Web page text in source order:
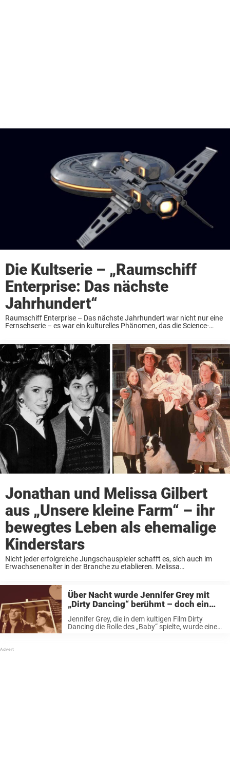
Die Kultserie – „Raumschiff
Enterprise: Das nächste
Jahrhundert“
Raumschiff Enterprise – Das nächste Jahrhundert war nicht nur eine
Fernsehserie – es war ein kulturelles Phänomen, das die Science-
Jonathan und Melissa Gilbert
aus „Unsere kleine Farm“ – ihr
bewegtes Leben als ehemalige
Kinderstars
Nicht jeder erfolgreiche Jungschauspieler schafft es, sich auch im
Erwachsenenalter in der Branche zu etablieren. Melissa
Über Nacht wurde Jennifer Grey mit
„Dirty Dancing“ berühmt – doch ein
Autounfall trübte die Freude über ihren
Erfolg
Jennifer Grey, die in dem kultigen Film Dirty
Dancing die Rolle des „Baby“ spielte, wurde eine